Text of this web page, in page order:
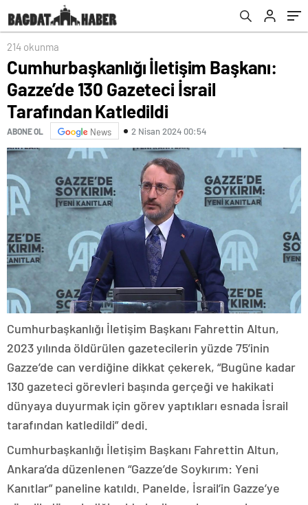
214 okunma
Cumhurbaşkanlığı İletişim Başkanı:
Gazze’de 130 Gazeteci İsrail
Tarafından Katledildi
ABONE OL News 2 Nisan 2024 00:54
Cumhurbaşkanlığı İletişim Başkanı Fahrettin Altun,
2023 yılında öldürülen gazetecilerin yüzde 75’inin
Gazze’de can verdiğine dikkat çekerek, “Bugüne kadar
130 gazeteci görevleri başında gerçeği ve hakikati
dünyaya duyurmak için görev yaptıkları esnada İsrail
tarafından katledildi” dedi.
Cumhurbaşkanlığı İletişim Başkanı Fahrettin Altun,
Ankara’da düzenlenen “Gazze’de Soykırım: Yeni
Kanıtlar” paneline katıldı. Panelde, İsrail’in Gazze’ye